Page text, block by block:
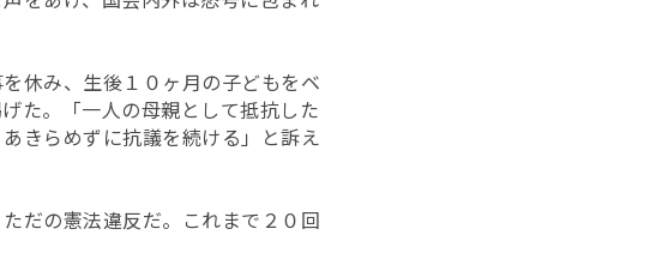
休み、生後１０ヶ月の子どもをベ
た。「一人の母親として抵抗した
きらめずに抗議を続ける」と訴え
だの憲法違反だ。これまで２０回